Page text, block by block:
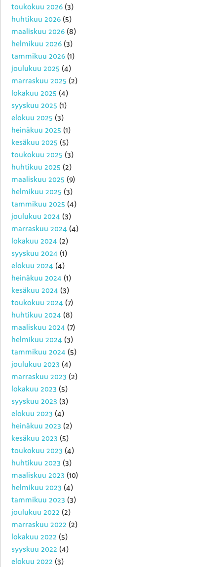
toukokuu 2026 (3)
huhtikuu 2026 (5)
maaliskuu 2026 (8)
helmikuu 2026 (3)
tammikuu 2026 (1)
joulukuu 2025 (4)
marraskuu 2025 (2)
lokakuu 2025 (4)
syyskuu 2025 (1)
elokuu 2025 (3)
heinäkuu 2025 (1)
kesäkuu 2025 (5)
toukokuu 2025 (3)
huhtikuu 2025 (2)
maaliskuu 2025 (9)
helmikuu 2025 (3)
tammikuu 2025 (4)
joulukuu 2024 (3)
marraskuu 2024 (4)
lokakuu 2024 (2)
syyskuu 2024 (1)
elokuu 2024 (4)
heinäkuu 2024 (1)
kesäkuu 2024 (3)
toukokuu 2024 (7)
huhtikuu 2024 (8)
maaliskuu 2024 (7)
helmikuu 2024 (3)
tammikuu 2024 (5)
joulukuu 2023 (4)
marraskuu 2023 (2)
lokakuu 2023 (5)
syyskuu 2023 (3)
elokuu 2023 (4)
heinäkuu 2023 (2)
kesäkuu 2023 (5)
toukokuu 2023 (4)
huhtikuu 2023 (3)
maaliskuu 2023 (10)
helmikuu 2023 (4)
tammikuu 2023 (3)
joulukuu 2022 (2)
marraskuu 2022 (2)
lokakuu 2022 (5)
syyskuu 2022 (4)
elokuu 2022 (3)